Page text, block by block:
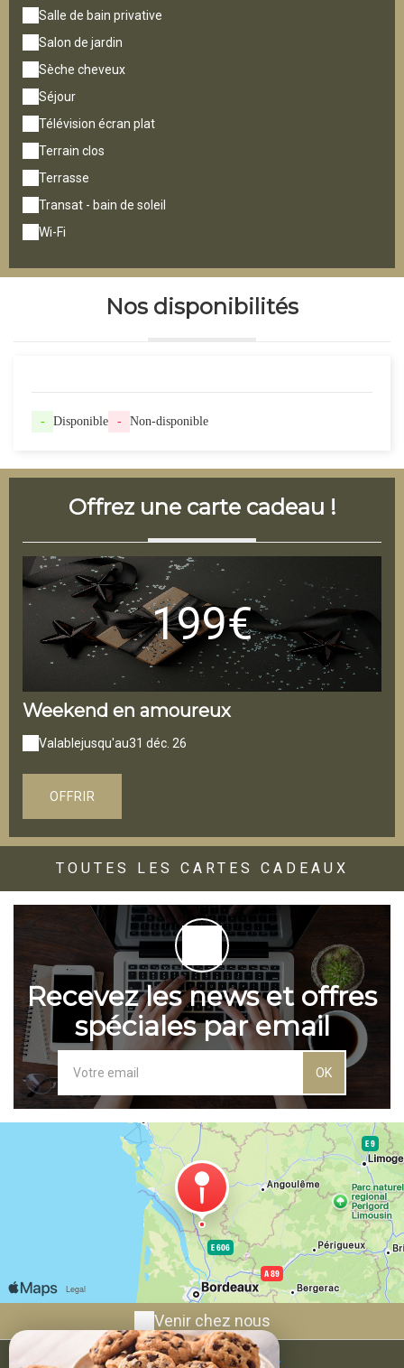
Salle de bain privative
Salon de jardin
Sèche cheveux
Séjour
Télévision écran plat
Terrain clos
Terrasse
Transat - bain de soleil
Wi-Fi
Nos disponibilités
- Disponible - Non-disponible
Offrez une carte cadeau !
199€
Weekend en amoureux
Valablejusqu'au31 déc. 26
OFFRIR
TOUTES LES CARTES CADEAUX
Recevez les news et offres
spéciales par email
OK
Venir chez nous
L'hacienda de Soubran